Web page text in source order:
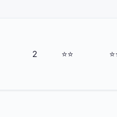
2 ⭐⭐